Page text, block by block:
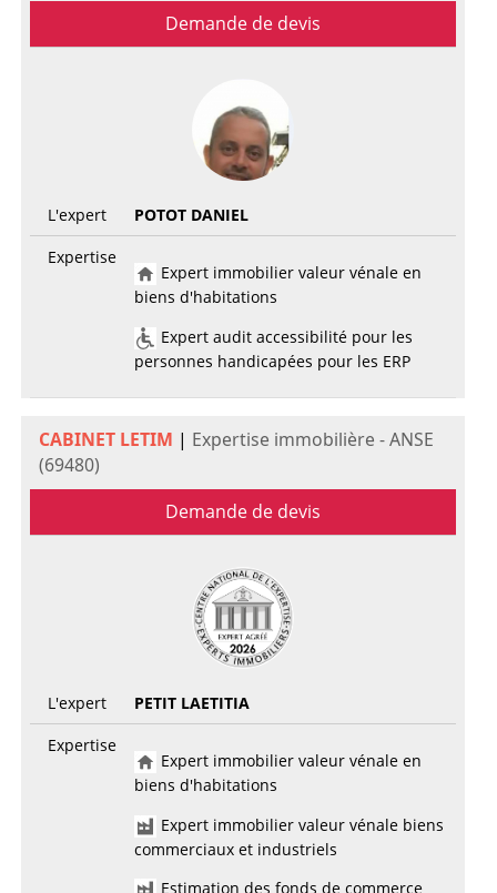
Demande de devis
L'expert
POTOT DANIEL
Expertise
Expert immobilier valeur vénale en
biens d'habitations
Expert audit accessibilité pour les
personnes handicapées pour les ERP
CABINET LETIM | Expertise immobilière - ANSE
(69480)
Demande de devis
L'expert
PETIT LAETITIA
Expertise
Expert immobilier valeur vénale en
biens d'habitations
Expert immobilier valeur vénale biens
commerciaux et industriels
Estimation des fonds de commerce